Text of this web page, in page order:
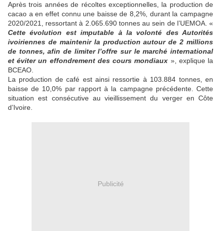
Après trois années de récoltes exceptionnelles, la production de
cacao a en effet connu une baisse de 8,2%, durant la campagne
2020/2021, ressortant à 2.065.690 tonnes au sein de l’UEMOA. «
Cette évolution est imputable à la volonté des Autorités
ivoiriennes de maintenir la production autour de 2 millions
de tonnes, afin de limiter l’offre sur le marché international
et éviter un effondrement des cours mondiaux », explique la
BCEAO.
La production de café est ainsi ressortie à 103.884 tonnes, en
baisse de 10,0% par rapport à la cam­pagne précédente. Cette
situation est consécu­tive au vieillissement du verger en Côte
d’Ivoire.
Publicité